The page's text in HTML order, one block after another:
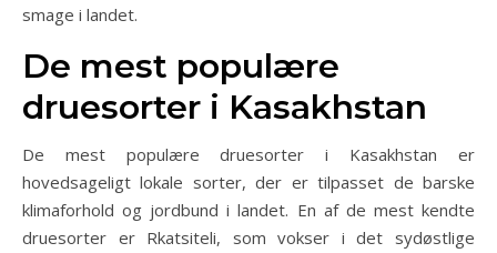
smage i landet.
De mest populære
druesorter i Kasakhstan
De mest populære druesorter i Kasakhstan er
hovedsageligt lokale sorter, der er tilpasset de barske
klimaforhold og jordbund i landet. En af de mest kendte
druesorter er Rkatsiteli, som vokser i det sydøstlige